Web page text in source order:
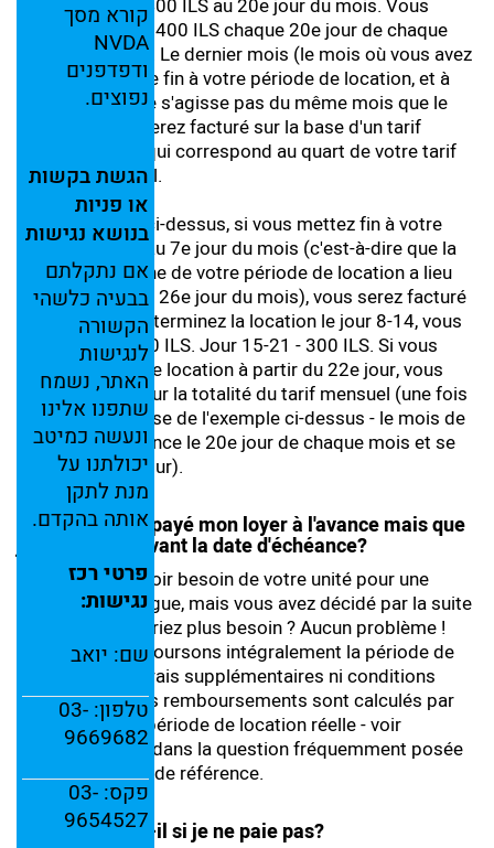
קורא מסך
NVDA
ודפדפנים
נפוצים.
הגשתבקשות
או פניות
בנושא נגישות
אם נתקלתם
בבעיה כלשהי
הקשורה
לנגישות
האתר, נשמח
שתפנו אלינו
ונעשה כמיטב
יכולתנו על
מנת לתקן
אותה בהקדם.
פרטירכז
נגישות:
שם: יואב
טלפון: ‎ 03-
9669682
פקס: ‎ 03-
9654527
pour un prix de 400 ILS au 20e jour du mois. Vous
serez facturé de 400 ILS chaque 20e jour de chaque
mois consécutif. Le dernier mois (le mois où vous avez
décidé de mettre fin à votre période de location, et à
condition qu'il ne s'agisse pas du même mois que le
premier), vous serez facturé sur la base d'un tarif
hebdomadaire, qui correspond au quart de votre tarif
mensuel habituel.
Dans l'exemple ci-dessus, si vous mettez fin à votre
location du 1er au 7e jour du mois (c'est-à-dire que la
première semaine de votre période de location a lieu
entre le 20e et le 26e jour du mois), vous serez facturé
100 ILS. Si vous terminez la location le jour 8-14, vous
devrez payer 200 ILS. Jour 15-21 - 300 ILS. Si vous
mettez fin à votre location à partir du 22e jour, vous
serez facturé pour la totalité du tarif mensuel (une fois
encore, sur la base de l'exemple ci-dessus - le mois de
location commence le 20e jour de chaque mois et se
termine le 19e jour).
Que faire si j'ai payé mon loyer à l'avance mais que
je veux partir avant la date d'échéance?
Vous pensiez avoir besoin de votre unité pour une
période plus longue, mais vous avez décidé par la suite
que vous n'en auriez plus besoin ? Aucun problème !
Nous vous remboursons intégralement la période de
location - sans frais supplémentaires ni conditions
particulières. Les remboursements sont calculés par
rapport à votre période de location réelle - voir
l'exemple fourni dans la question fréquemment posée
ci-dessus à titre de référence.
Que se passe-t-il si je ne paie pas?